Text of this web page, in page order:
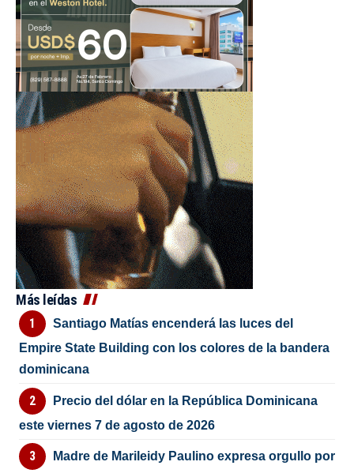
Más leídas
Santiago Matías encenderá las luces del
Empire State Building con los colores de la bandera
dominicana
Precio del dólar en la República Dominicana
este viernes 7 de agosto de 2026
Madre de Marileidy Paulino expresa orgullo por